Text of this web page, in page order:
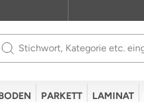
Use
down
PARKETT LAMINAT